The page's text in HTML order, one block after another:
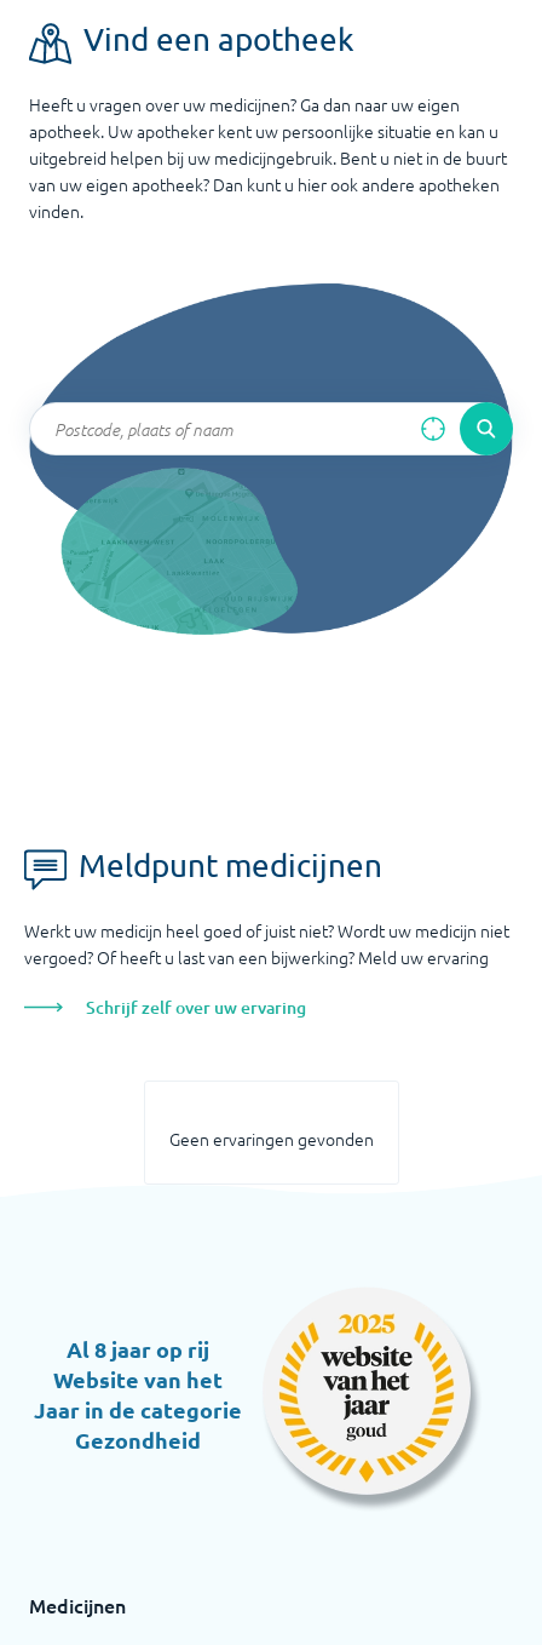
Vind een apotheek
Heeft u vragen over uw medicijnen? Ga dan naar uw eigen
apotheek. Uw apotheker kent uw persoonlijke situatie en kan u
uitgebreid helpen bij uw medicijngebruik. Bent u niet in de buurt
van uw eigen apotheek? Dan kunt u hier ook andere apotheken
vinden.
Meldpunt medicijnen
Werkt uw medicijn heel goed of juist niet? Wordt uw medicijn niet
vergoed? Of heeft u last van een bijwerking? Meld uw ervaring
Schrijf zelf over uw ervaring
Geen ervaringen gevonden
Al 8 jaar op rij
Website van het
Jaar in de categorie
Gezondheid
Medicijnen